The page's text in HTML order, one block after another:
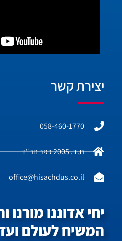
יצירת קשר
058-460-1770
ת.ד. 2005 כפר חב"ד
office@hisachdus.co.il
יחי אדוננו מורנו
המשיח לעולם